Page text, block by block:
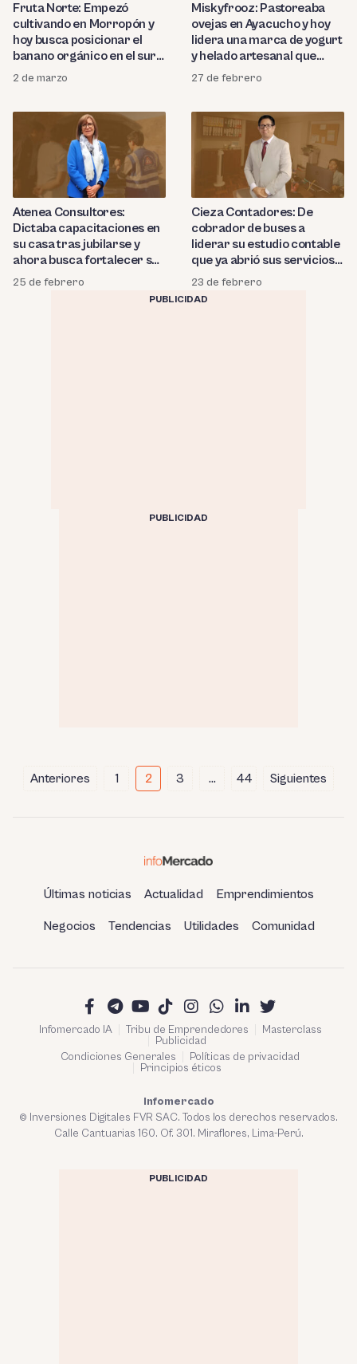
Fruta Norte: Empezó
cultivando en Morropón y
hoy busca posicionar el
banano orgánico en el sur
del país
2 de marzo
Miskyfrooz: Pastoreaba
ovejas en Ayacucho y hoy
lidera una marca de yogurt
y helado artesanal que
busca llegar a todo el Perú
27 de febrero
Atenea Consultores:
Dictaba capacitaciones en
su casa tras jubilarse y
ahora busca fortalecer su
presencia en el sector
25 de febrero
Cieza Contadores: De
cobrador de buses a
liderar su estudio contable
que ya abrió sus servicios
en el exterior
23 de febrero
PUBLICIDAD
PUBLICIDAD
Paginación
Anteriores 1 2 3 … 44 Siguientes
Últimas noticias Actualidad Emprendimientos
Negocios Tendencias Utilidades Comunidad
Infomercado IA Tribu de Emprendedores
Masterclass
Publicidad
Condiciones Generales
Políticas de privacidad
Principios éticos
Infomercado
© Inversiones Digitales FVR SAC. Todos los derechos reservados.
Calle Cantuarias 160. Of. 301. Miraflores, Lima-Perú.
PUBLICIDAD